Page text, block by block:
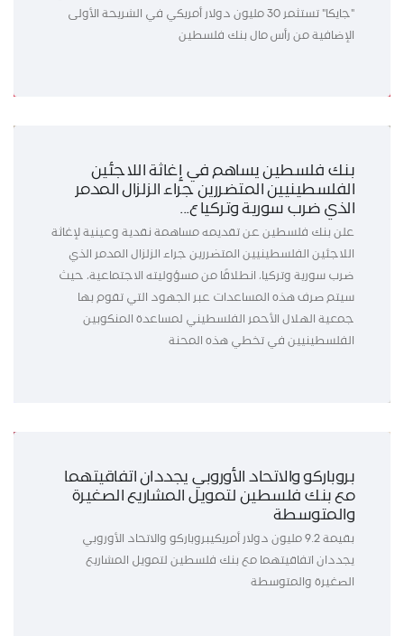
"جايكا" تستثمر 30 مليون دولار أمريكي في الشريحة الأولى
الإضافية من رأس مال بنك فلسطين
بنك فلسطين يساهم في إغاثة اللاجئين
الفلسطينيين المتضررين جراء الزلزال المدمر
الذي ضرب سورية وتركيا ع...
علن بنك فلسطين عن تقديمه مساهمة نقدية وعينية لإغاثة
اللاجئين الفلسطينيين المتضررين جراء الزلزال المدمر الذي
ضرب سورية وتركيا، انطلاقًا من مسؤوليته الاجتماعية، حيث
سيتم صرف هذه المساعدات عبر الجهود التي تقوم بها
جمعية الهلال الأحمر الفلسطيني لمساعدة المنكوبين
الفلسطينيين في تخطي هذه المحنة
بروباركو والاتحاد الأوروبي يجددان اتفاقيتهما
مع بنك فلسطين لتمويل المشاريع الصغيرة
والمتوسطة
بقيمة 9.2 مليون دولار أمريكيبروباركو والاتحاد الأوروبي
يجددان اتفاقيتهما مع بنك فلسطين لتمويل المشاريع
الصغيرة والمتوسطة